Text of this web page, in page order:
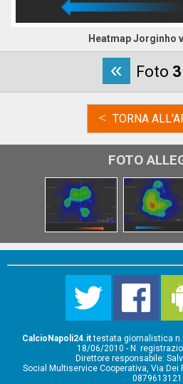
Heatmap Jorginho
« Foto 3
< TORNA
FOTO
CalcioNapoli24.ittestata giornalistica
18/06/2010 - N.
Direttore responsabile:
Social Multiservice Cooperativa, Via Dei